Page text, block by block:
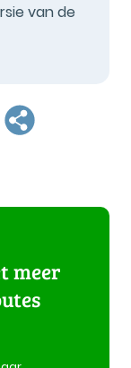
van de
meer